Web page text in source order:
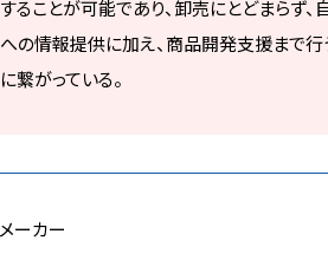
することが可能であり、卸売にとどまらず
への情報提供に加え、商品開発支援まで
に繋がっている。
メーカー